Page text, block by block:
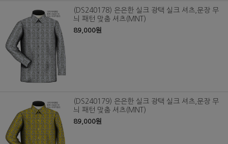
(DS240178) 은은한 실크 광택 실크 셔츠,문장 무
늬 패턴 맞춤 셔츠(MNT)
89,000원
(DS240179) 은은한 실크 광택 실크 셔츠,문장 무
늬 패턴 맞춤 셔츠(MNT)
89,000원